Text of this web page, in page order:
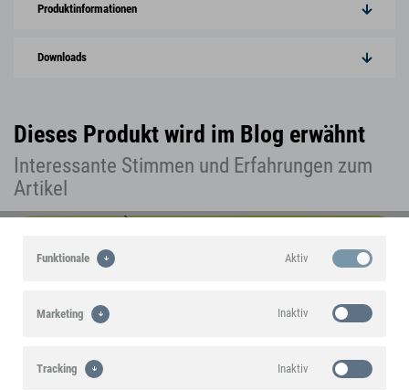
Produktinformationen
Downloads
Dieses Produkt wird im Blog erwähnt
Interessante Stimmen und Erfahrungen zum
Artikel
Funktionale Aktiv
Marketing Inaktiv
Tracking Inaktiv